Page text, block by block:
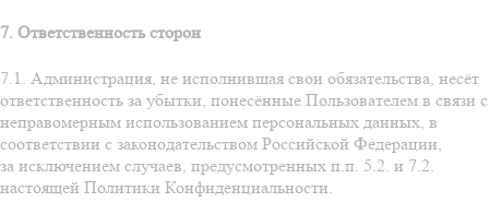
7. Ответственность сторон
7.1. Администрация, не исполнившая свои обязательства, несёт
ответственность за убытки, понесённые Пользователем в связи с
неправомерным использованием персональных данных, в
соответствии с законодательством Российской Федерации,
за исключением случаев, предусмотренных п.п. 5.2. и 7.2.
настоящей Политики Конфиденциальности.